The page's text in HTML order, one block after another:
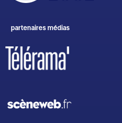
partenaires médias